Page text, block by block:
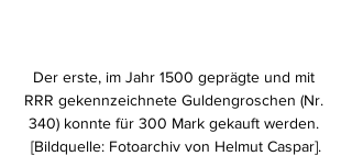
Der erste, im Jahr 1500 geprägte und mit
RRR gekennzeichnete Guldengroschen (Nr.
340) konnte für 300 Mark gekauft werden.
[Bildquelle: Fotoarchiv von Helmut Caspar].